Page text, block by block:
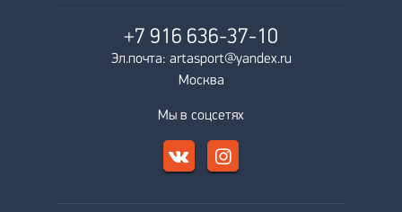
+7 916 636-37-10
Эл.почта: artasport@yandex.ru
Москва
Мы в соцсетях